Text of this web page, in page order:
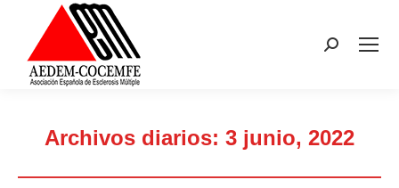
Buscar:
Archivos diarios: 3 junio, 2022